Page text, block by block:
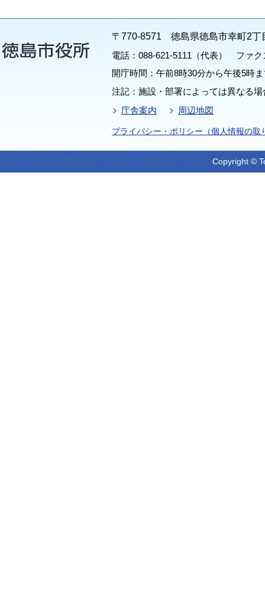
〒770-8571 徳島県徳島市幸町2丁
電話：088-621-5111（代表） ファク
開庁時間：午前8時30分から午後5時
注記：施設・部署によっては異なる
庁舎案内
周辺地図
プライバシー・ポリシー（個人情報の取
Copyright ©